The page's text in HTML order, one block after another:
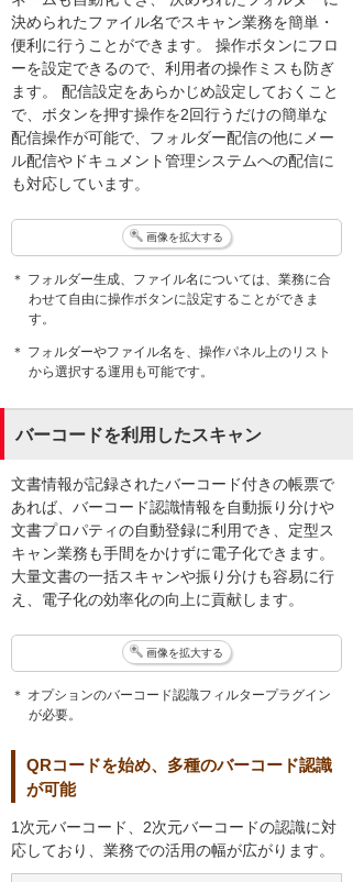
決められたファイル名でスキャン業務を簡単・
便利に行うことができます。 操作ボタンにフロ
ーを設定できるので、利用者の操作ミスも防ぎ
ます。 配信設定をあらかじめ設定しておくこと
で、ボタンを押す操作を2回行うだけの簡単な
配信操作が可能で、フォルダー配信の他にメー
ル配信やドキュメント管理システムへの配信に
も対応しています。
画像を拡大する
＊ フォルダー生成、ファイル名については、業務に合
わせて自由に操作ボタンに設定することができま
す。
＊ フォルダーやファイル名を、操作パネル上のリスト
から選択する運用も可能です。
バーコードを利用したスキャン
文書情報が記録されたバーコード付きの帳票で
あれば、バーコード認識情報を自動振り分けや
文書プロパティの自動登録に利用でき、定型ス
キャン業務も手間をかけずに電子化できます。
大量文書の一括スキャンや振り分けも容易に行
え、電子化の効率化の向上に貢献します。
画像を拡大する
＊ オプションのバーコード認識フィルタープラグイン
が必要。
QRコードを始め、多種のバーコード認識
が可能
1次元バーコード、2次元バーコードの認識に対
応しており、業務での活用の幅が広がります。